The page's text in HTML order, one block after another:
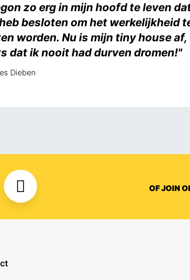
zo erg in mijn hoofd te leven
besloten om het werkelijkheid
worden. Nu is mijn tiny house af,
dat ik nooit had durven dromen!"
Dieben
OF JOIN